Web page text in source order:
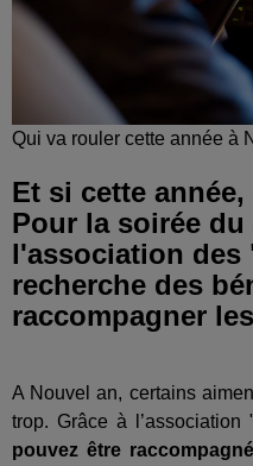
Qui va rouler cette année à
Et si cette
Pour la soirée du
l'association des
recherche des
raccompagner
A Nouvel an, certains
trop. Grâce à
pouvez être